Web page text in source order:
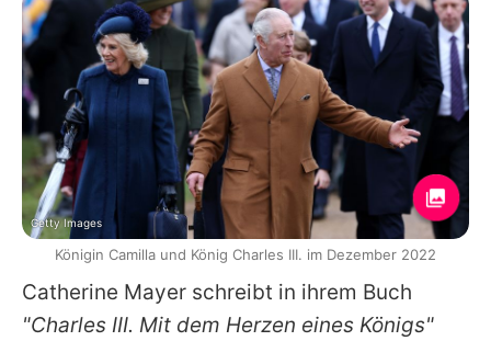
Catherine Mayer schreibt in ihrem Buch
"Charles III. Mit dem Herzen eines Königs"
Getty Images
Königin Camilla und König Charles III. im Dezember 2022